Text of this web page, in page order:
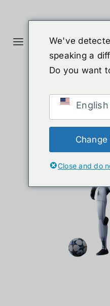
เนื้อหาToggle
Navigation
หน้าแรก
หุ่นยนต์รูปร่างมนุษย์
ข่าวสาร
We've
speaking a
Do you want
English
Close and do